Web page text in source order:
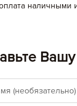
наличными
Цена,
руб